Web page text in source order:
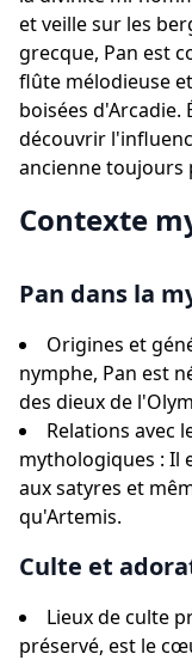
et veille sur les
grecque, Pan est
flûte mélodieuse
boisées d'Arcadie.
découvrir
ancienne
Contexte
Pan dans la
Origines et
nymphe, Pan est
des dieux de
Relations avec
mythologiques : Il
aux satyres et
qu'Artemis.
Culte et
Lieux de culte
préservé, est le